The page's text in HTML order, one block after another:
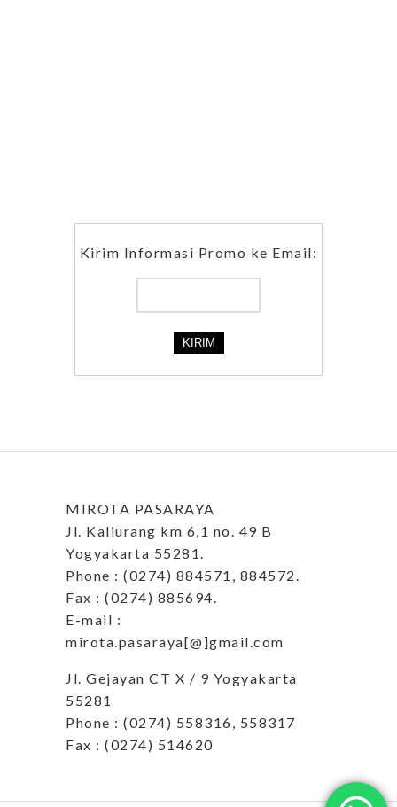
Kirim Informasi Promo ke Email:
MIROTA PASARAYA
Jl. Kaliurang km 6,1 no. 49 B
Yogyakarta 55281.
Phone : (0274) 884571, 884572.
Fax : (0274) 885694.
E-mail :
mirota.pasaraya[@]gmail.com
Jl. Gejayan CT X / 9 Yogyakarta
55281
Phone : (0274) 558316, 558317
Fax : (0274) 514620